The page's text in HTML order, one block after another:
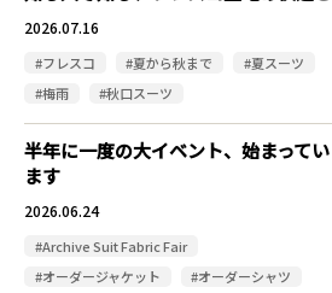
2026.07.16
#フレスコ #夏から秋まで
#夏スーツ
#梅雨
#秋口スーツ
半年に一度の大イベント、始まってい
ます
2026.06.24
#Archive Suit Fabric Fair
#オーダージャケット
#オーダーシャツ